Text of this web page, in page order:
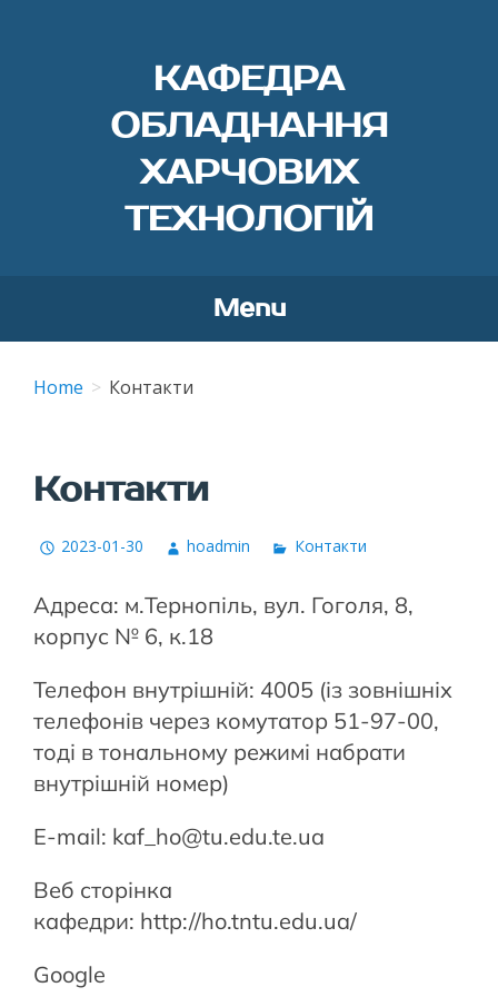
КАФЕДРА
ОБЛАДНАННЯ
ХАРЧОВИХ
ТЕХНОЛОГІЙ
Menu
Home Контакти
Контакти
2023-01-30 hoadmin Контакти
Адреса: м.Тернопіль, вул. Гоголя, 8,
корпус № 6, к.18
Телефон внутрішній: 4005 (із зовнішніх
телефонів через комутатор 51-97-00,
тоді в тональному режимі набрати
внутрішній номер)
E-mail: kaf_ho@tu.edu.te.ua
Веб сторінка
кафедри: http://ho.tntu.edu.ua/
Google